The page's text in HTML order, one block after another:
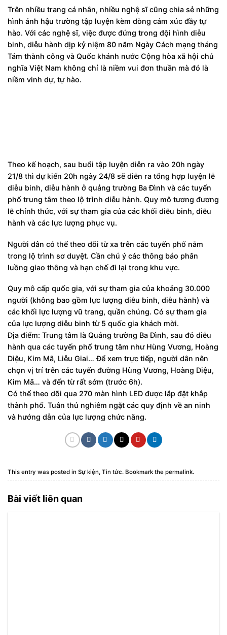
Trên nhiều trang cá nhân, nhiều nghệ sĩ cũng chia sẻ những
hình ảnh hậu trường tập luyện kèm dòng cảm xúc đầy tự
hào. Với các nghệ sĩ, việc được đứng trong đội hình diễu
binh, diễu hành dịp kỷ niệm 80 năm Ngày Cách mạng tháng
Tám thành công và Quốc khánh nước Cộng hòa xã hội chủ
nghĩa Việt Nam không chỉ là niềm vui đơn thuần mà đó là
niềm vinh dự, tự hào.
Theo kế hoạch, sau buổi tập luyện diễn ra vào 20h ngày
21/8 thì dự kiến 20h ngày 24/8 sẽ diễn ra tổng hợp luyện lễ
diễu binh, diễu hành ở quảng trường Ba Đình và các tuyến
phố trung tâm theo lộ trình diễu hành. Quy mô tương đương
lễ chính thức, với sự tham gia của các khối diễu binh, diễu
hành và các lực lượng phục vụ.
Người dân có thể theo dõi từ xa trên các tuyến phố nằm
trong lộ trình sơ duyệt. Cần chú ý các thông báo phân
luồng giao thông và hạn chế đi lại trong khu vực.
Quy mô cấp quốc gia, với sự tham gia của khoảng 30.000
người (không bao gồm lực lượng diễu binh, diễu hành) và
các khối lực lượng vũ trang, quần chúng. Có sự tham gia
của lực lượng diễu binh từ 5 quốc gia khách mời.
Địa điểm: Trung tâm là Quảng trường Ba Đình, sau đó diễu
hành qua các tuyến phố trung tâm như Hùng Vương, Hoàng
Diệu, Kim Mã, Liễu Giai… Để xem trực tiếp, người dân nên
chọn vị trí trên các tuyến đường Hùng Vương, Hoàng Diệu,
Kim Mã… và đến từ rất sớm (trước 6h).
Có thể theo dõi qua 270 màn hình LED được lắp đặt khắp
thành phố. Tuân thủ nghiêm ngặt các quy định về an ninh
và hướng dẫn của lực lượng chức năng.
This entry was posted in Sự kiện, Tin tức. Bookmark the permalink.
Bài viết liên quan